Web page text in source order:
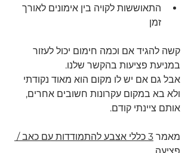
התאוששות לקויה בין אימונים לאורך
זמן
קשה להגיד אם וכמה חימום יכול לעזור
במניעת פציעות בהקשר שלנו.
אבל גם אם יש לו מקום הוא מאוד נקודתי
ולא בא במקום עקרונות חשובים אחרים,
אותם ציינתי קודם.
מאמר
3 כללי אצבע להתמודדות עם כאב /
פציעה